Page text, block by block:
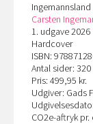
Ingemannsland
Carsten
1. udgave 2026
Hardcover
ISBN:
Antal sider: 320
Pris: 499,95 kr.
Udgiver: Gads
CO2e-aftryk pr.